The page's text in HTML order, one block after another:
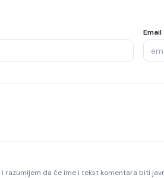
Email
i razumijem da će ime i tekst komentara biti